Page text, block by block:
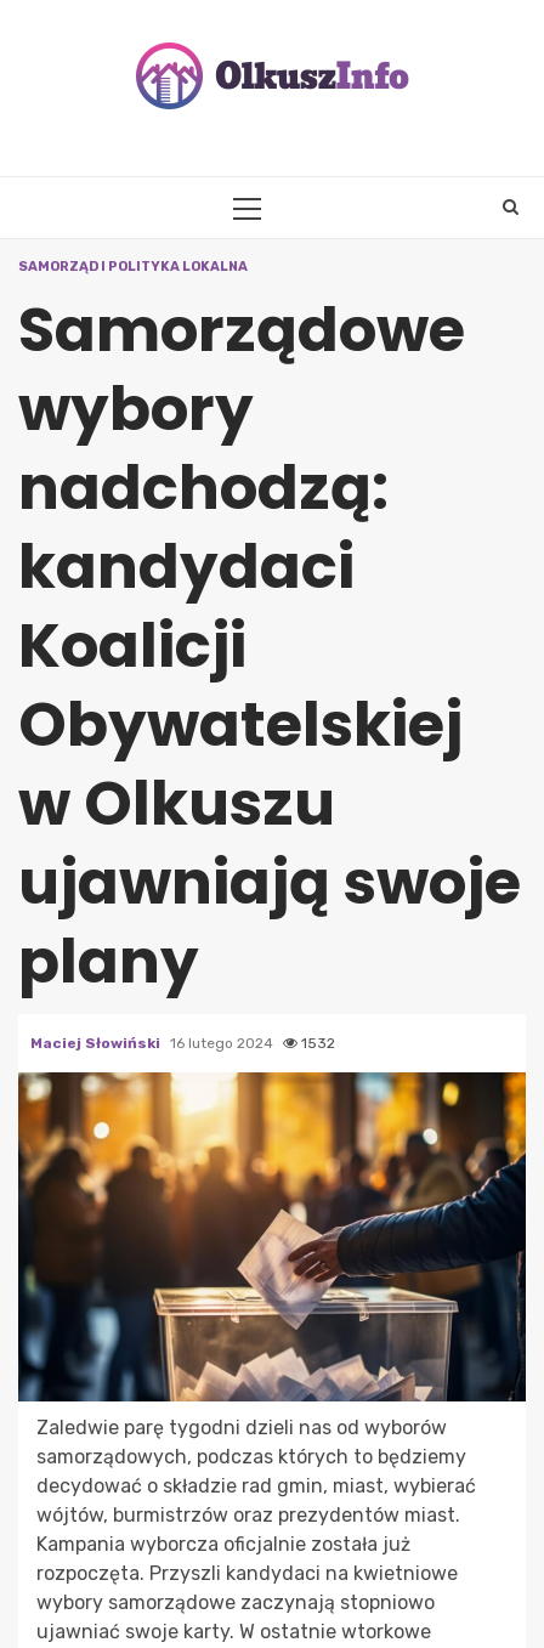
PRIMARY
SAMORZĄD I POLITYKA LOKALNA
Samorządowe
wybory
nadchodzą:
kandydaci
Koalicji
Obywatelskiej
w Olkuszu
ujawniają swoje
plany
Maciej Słowiński 16 lutego 2024 1532
Zaledwie parę tygodni dzieli nas od wyborów
samorządowych, podczas których to będziemy
decydować o składzie rad gmin, miast, wybierać
wójtów, burmistrzów oraz prezydentów miast.
Kampania wyborcza oficjalnie została już
rozpoczęta. Przyszli kandydaci na kwietniowe
wybory samorządowe zaczynają stopniowo
ujawniać swoje karty. W ostatnie wtorkowe